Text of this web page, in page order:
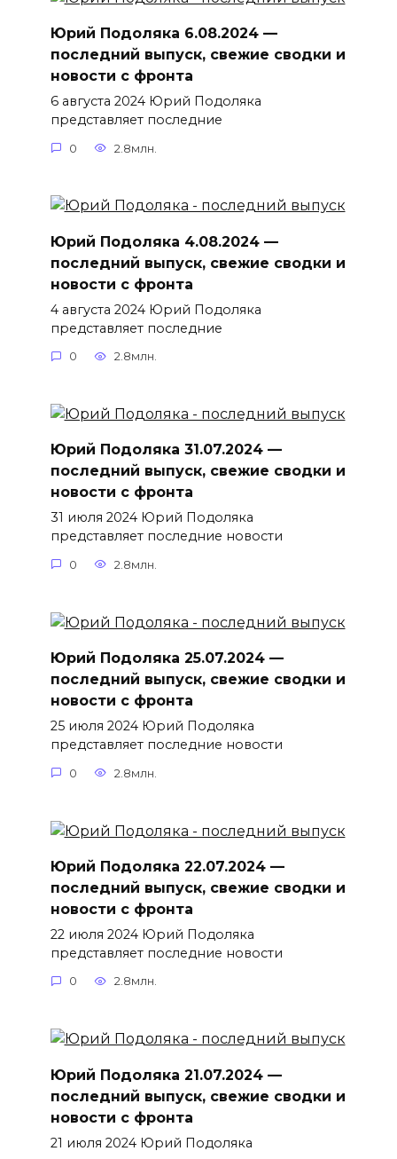
Юрий Подоляка 6.08.2024 —
последний выпуск, свежие сводки и
новости с фронта
6 августа 2024 Юрий Подоляка
представляет последние
0 2.8млн.
Юрий Подоляка 4.08.2024 —
последний выпуск, свежие сводки и
новости с фронта
4 августа 2024 Юрий Подоляка
представляет последние
0 2.8млн.
Юрий Подоляка 31.07.2024 —
последний выпуск, свежие сводки и
новости с фронта
31 июля 2024 Юрий Подоляка
представляет последние новости
0 2.8млн.
Юрий Подоляка 25.07.2024 —
последний выпуск, свежие сводки и
новости с фронта
25 июля 2024 Юрий Подоляка
представляет последние новости
0 2.8млн.
Юрий Подоляка 22.07.2024 —
последний выпуск, свежие сводки и
новости с фронта
22 июля 2024 Юрий Подоляка
представляет последние новости
0 2.8млн.
Юрий Подоляка 21.07.2024 —
последний выпуск, свежие сводки и
новости с фронта
21 июля 2024 Юрий Подоляка